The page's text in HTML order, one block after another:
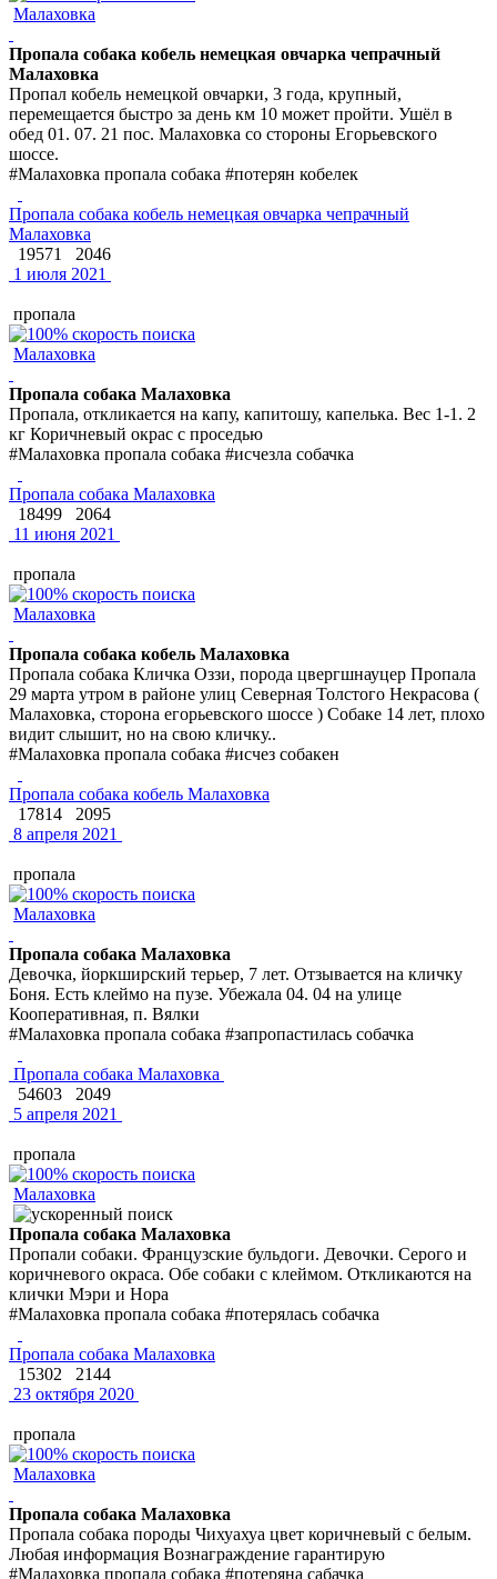
Малаховка
Пропала собака кобель немецкая овчарка чепрачный
Малаховка
Пропал кобель немецкой овчарки, 3 года, крупный,
перемещается быстро за день км 10 может пройти. Ушёл в
обед 01. 07. 21 пос. Малаховка со стороны Егорьевского
шоссе.
#Малаховка пропала собака #потерян кобелек
Пропала собака кобель немецкая овчарка чепрачный
Малаховка
19571
2046
1 июля 2021
пропала
Малаховка
Пропала собака Малаховка
Пропала, откликается на капу, капитошу, капелька. Вес 1-1. 2
кг Коричневый окрас с проседью
#Малаховка пропала собака #исчезла собачка
Пропала собака Малаховка
18499
2064
11 июня 2021
пропала
Малаховка
Пропала собака кобель Малаховка
Пропала собака Кличка Оззи, порода цвергшнауцер Пропала
29 марта утром в районе улиц Северная Толстого Некрасова (
Малаховка, сторона егорьевского шоссе ) Собаке 14 лет, плохо
видит слышит, но на свою кличку..
#Малаховка пропала собака #исчез собакен
Пропала собака кобель Малаховка
17814
2095
8 апреля 2021
пропала
Малаховка
Пропала собака Малаховка
Девочка, йоркширский терьер, 7 лет. Отзывается на кличку
Боня. Есть клеймо на пузе. Убежала 04. 04 на улице
Кооперативная, п. Вялки
#Малаховка пропала собака #запропастилась собачка
Пропала собака Малаховка
54603
2049
5 апреля 2021
пропала
Малаховка
Пропала собака Малаховка
Пропали собаки. Французские бульдоги. Девочки. Серого и
коричневого окраса. Обе собаки с клеймом. Откликаются на
клички Мэри и Нора
#Малаховка пропала собака #потерялась собачка
Пропала собака Малаховка
15302
2144
23 октября 2020
пропала
Малаховка
Пропала собака Малаховка
Пропала собака породы Чихуахуа цвет коричневый с белым.
Любая информация Вознаграждение гарантирую
#Малаховка пропала собака #потеряна сабачка